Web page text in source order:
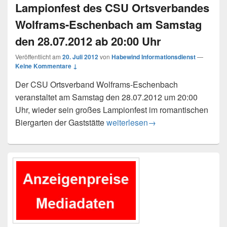
Lampionfest des CSU Ortsverbandes
Wolframs-Eschenbach am Samstag
den 28.07.2012 ab 20:00 Uhr
Veröffentlicht am 20. Juli 2012von Habewind Informationsdienst—
Keine Kommentare ↓
Der CSU Ortsverband Wolframs-Eschenbach
veranstaltet am Samstag den 28.07.2012 um 20:00
Uhr, wieder sein großes Lampionfest im romantischen
Biergarten der GaststätteLampionfest des CSU
weiterlesen→
Primärer
Widgetbereich